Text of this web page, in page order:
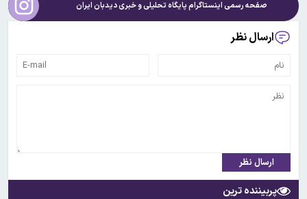
صفحه رسمی اینستاگرام پایگاه تحلیلی و خبریدیدبان ایران
ارسال نظر
ارسال نظر
پربیننده ترین